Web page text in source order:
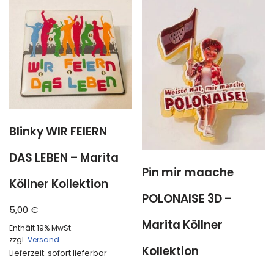
Blinky WIR FEIERN
DAS LEBEN – Marita
Köllner Kollektion
5,00 €
Enthält 19% MwSt.
zzgl. Versand
Lieferzeit: sofort lieferbar
Pin mir maache
POLONAISE 3D –
Marita Köllner
Kollektion